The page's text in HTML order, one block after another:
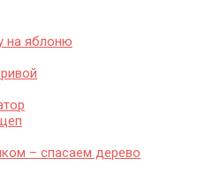
на яблоню
– спасаем дерево